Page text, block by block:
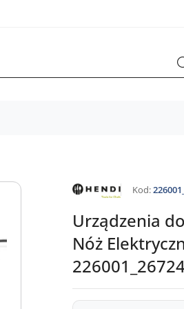
HENDI Kod:
Urządzenia
Nóż